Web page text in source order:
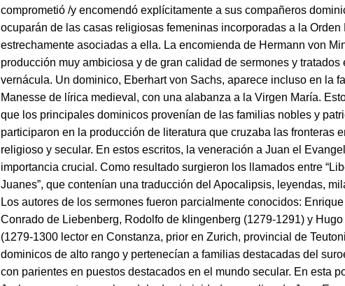
comprometió /y encomendó explícitamente a sus compañeros
ocuparán de las casas religiosas femeninas incorporadas a la Orden
estrechamente asociadas a ella. La encomienda de Hermann von
producción muy ambiciosa y de gran calidad de sermones y tratados
vernácula. Un dominico, Eberhart von Sachs, aparece incluso en la
Manesse de lírica medieval, con una alabanza a la Virgen María.
que los principales dominicos provenían de las familias nobles y
participaron en la producción de literatura que cruzaba las fronteras
religioso y secular. En estos escritos, la veneración a Juan el
importancia crucial. Como resultado surgieron los llamados entre
Juanes”, que contenían una traducción del Apocalipsis, leyendas,
Los autores de los sermones fueron parcialmente conocidos:
Conrado de Liebenberg, Rodolfo de klingenberg (1279-1291) y
(1279-1300 lector en Constanza, prior en Zurich, provincial de
dominicos de alto rango y pertenecían a familias destacadas del
con parientes en puestos destacados en el mundo secular. En esta